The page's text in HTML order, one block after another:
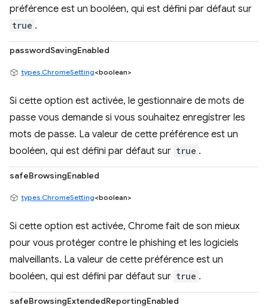
préférence est un booléen, qui est défini par défaut sur
true .
passwordSavingEnabled
types.ChromeSetting<boolean>
Si cette option est activée, le gestionnaire de mots de
passe vous demande si vous souhaitez enregistrer les
mots de passe. La valeur de cette préférence est un
booléen, qui est défini par défaut sur true .
safeBrowsingEnabled
types.ChromeSetting<boolean>
Si cette option est activée, Chrome fait de son mieux
pour vous protéger contre le phishing et les logiciels
malveillants. La valeur de cette préférence est un
booléen, qui est défini par défaut sur true .
safeBrowsingExtendedReportingEnabled